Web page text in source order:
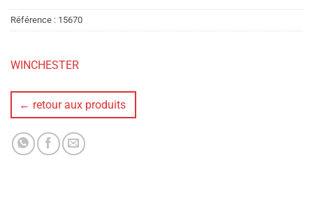
Référence : 15670
WINCHESTER
← retour aux produits